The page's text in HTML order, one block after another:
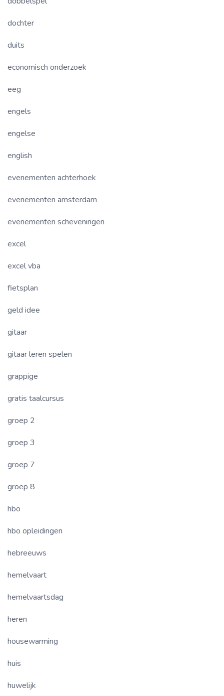
dochter
duits
economisch onderzoek
eeg
engels
engelse
english
evenementen achterhoek
evenementen amsterdam
evenementen scheveningen
excel
excel vba
fietsplan
geld idee
gitaar
gitaar leren spelen
grappige
gratis taalcursus
groep 2
groep 3
groep 7
groep 8
hbo
hbo opleidingen
hebreeuws
hemelvaart
hemelvaartsdag
heren
housewarming
huis
huwelijk